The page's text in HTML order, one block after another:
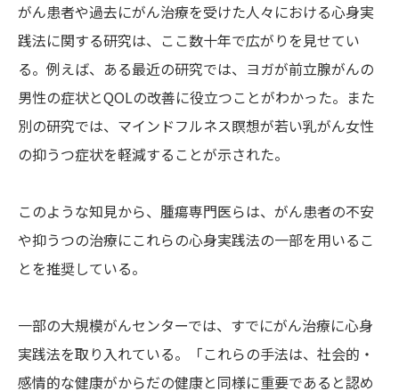
がん患者や過去にがん治療を受けた人々における心身実
践法に関する研究は、ここ数十年で広がりを見せてい
る。例えば、ある最近の研究では、ヨガが前立腺がんの
男性の症状とQOLの改善に役立つことがわかった。また
別の研究では、マインドフルネス瞑想が若い乳がん女性
の抑うつ症状を軽減することが示された。
このような知見から、腫瘍専門医らは、がん患者の不安
や抑うつの治療にこれらの心身実践法の一部を用いるこ
とを推奨している。
一部の大規模がんセンターでは、すでにがん治療に心身
実践法を取り入れている。「これらの手法は、社会的・
感情的な健康がからだの健康と同様に重要であると認め